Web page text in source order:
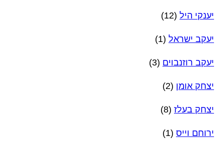
יענקי היל (12)
יעקב ישראל (1)
יעקב רוזנבוים (3)
יצחק אומן (2)
יצחק בעלז (8)
ירוחם וייס (1)